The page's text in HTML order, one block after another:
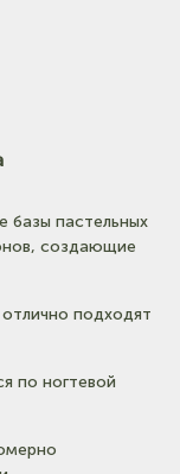
(на карте)
базы пастельных
создающие
подходят
по ногтевой